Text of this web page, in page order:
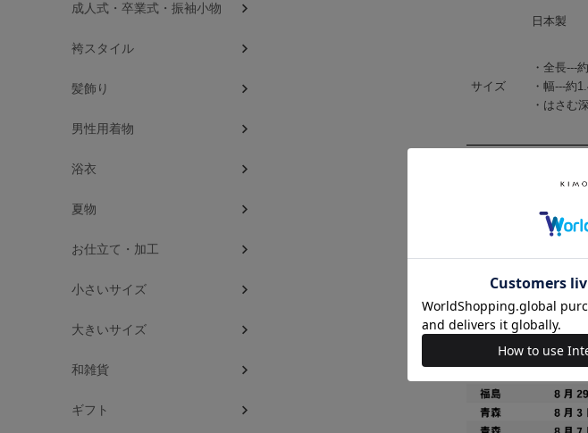
日本製
サイズ
・全長---
・幅---約
・はさむ
成人式・卒業式・振袖小物
袴スタイル
髪飾り
男性用着物
浴衣
夏物
お仕立て・加工
小さいサイズ
大きいサイズ
和雑貨
ギフト